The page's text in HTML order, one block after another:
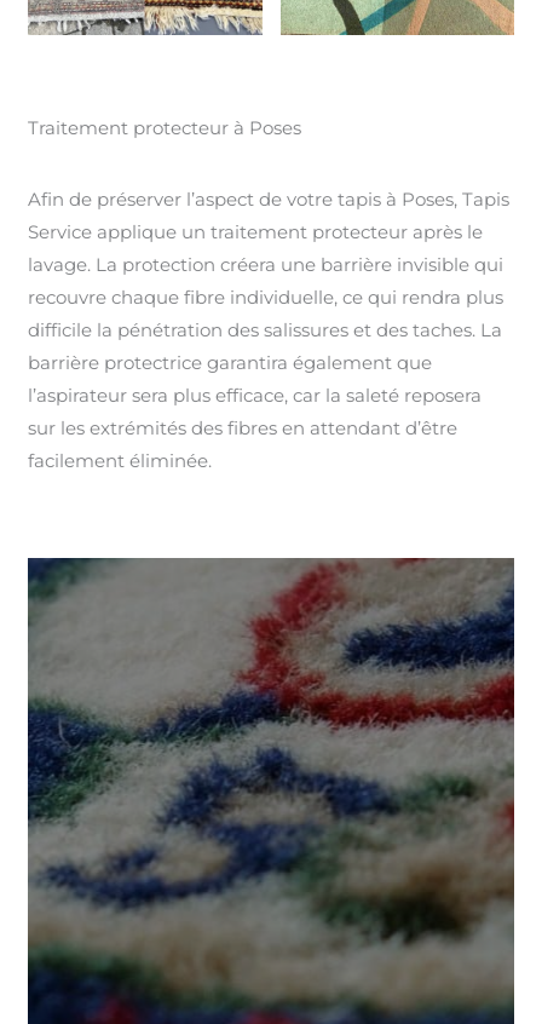
Traitement protecteur à Poses
Afin de préserver l’aspect de votre tapis à Poses, Tapis
Service applique un traitement protecteur après le
lavage. La protection créera une barrière invisible qui
recouvre chaque fibre individuelle, ce qui rendra plus
difficile la pénétration des salissures et des taches. La
barrière protectrice garantira également que
l’aspirateur sera plus efficace, car la saleté reposera
sur les extrémités des fibres en attendant d’être
facilement éliminée.